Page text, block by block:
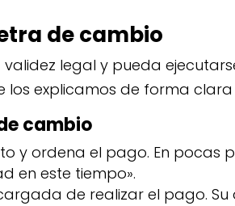
de cambio
legal y pueda
los explicamos de forma clara
cambio
y ordena el pago. En pocas
en este tiempo».
de realizar el pago.